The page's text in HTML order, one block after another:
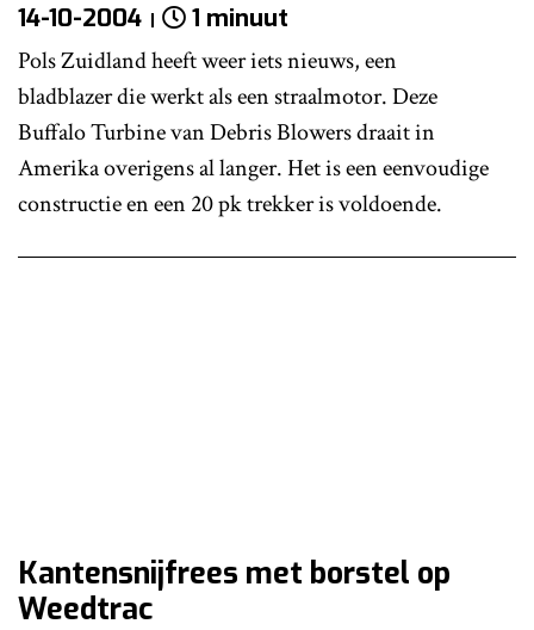
14-10-2004 1 minuut
Pols Zuidland heeft weer iets nieuws, een
bladblazer die werkt als een straalmotor. Deze
Buffalo Turbine van Debris Blowers draait in
Amerika overigens al langer. Het is een eenvoudige
constructie en een 20 pk trekker is voldoende.
Kantensnijfrees met borstel op
Weedtrac